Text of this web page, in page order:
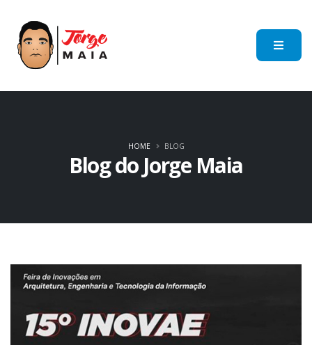
Blog do Jorge Maia
HOME BLOG